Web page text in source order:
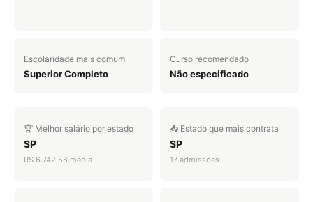
Escolaridade mais comum
Superior Completo
Curso recomendado
Não especificado
🏆 Melhor salário por estado
SP
R$ 6.742,58 média
📥 Estado que mais contrata
SP
17 admissões